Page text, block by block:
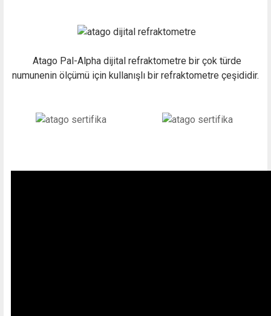
Atago Pal-Alpha dijital refraktometre bir çok türde
numunenin ölçümü için kullanışlı bir refraktometre çeşididir.